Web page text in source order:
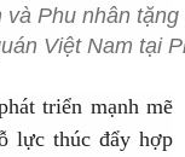
Phu nhân
Việt Nam tại
triển mạnh mẽ
lực thúc đẩy hợp